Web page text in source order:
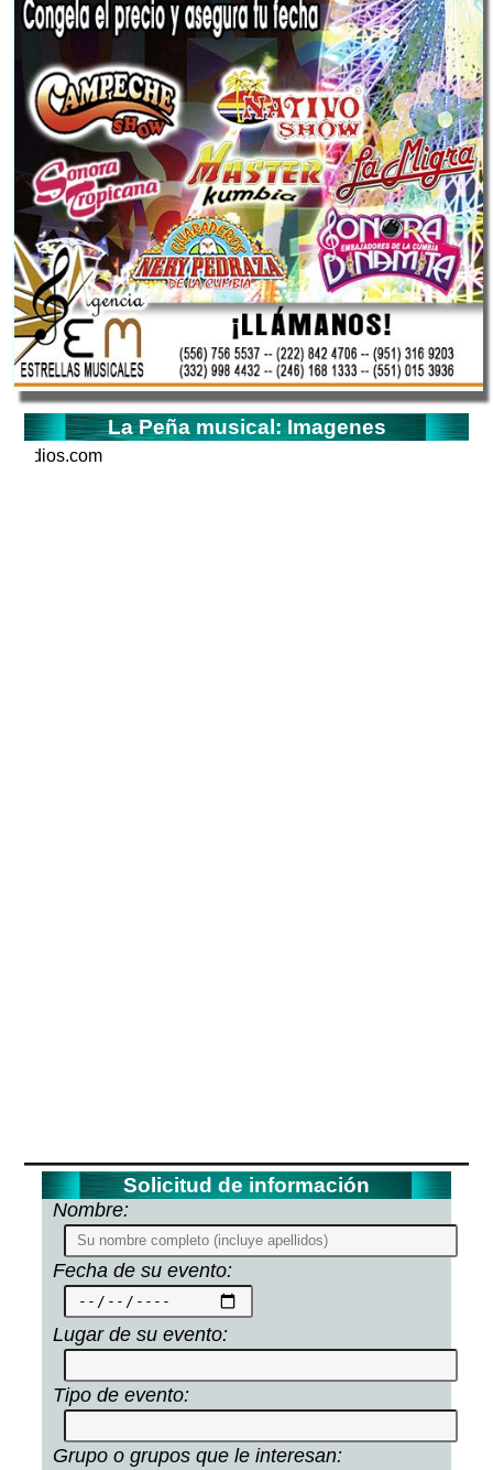
La Peña musical: Imagenes
Solicitud de información
Nombre:
Fecha de su evento:
Lugar de su evento:
Tipo de evento:
Grupo o grupos que le interesan: